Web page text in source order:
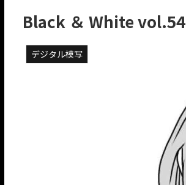
Black ＆ White vol.54
デジタル模写